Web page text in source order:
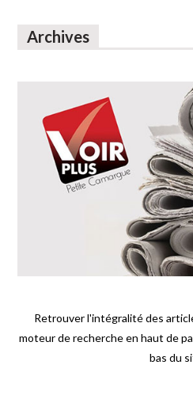
Archives
Retrouver l'intégralité des
moteur de recherche en haut de
bas du